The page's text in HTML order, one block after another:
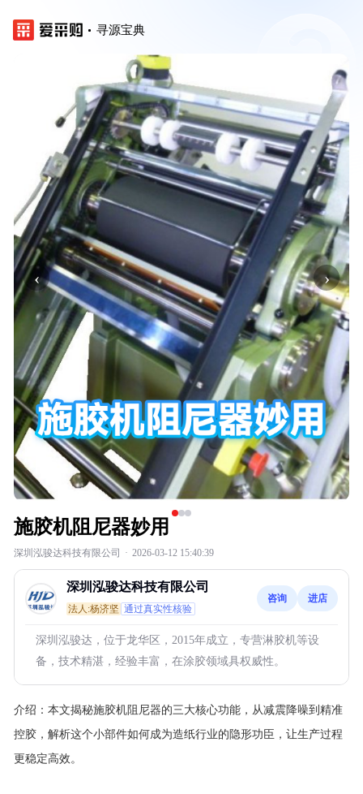
寻源宝典
‹ ›
施胶机阻尼器妙用
深圳泓骏达科技有限公司 · 2026-03-12 15:40:39
深圳泓骏达科技有限公司
法人:杨济坚 通过真实性核验
咨询 进店
深圳泓骏达，位于龙华区，2015年成立，专营淋胶机等设
备，技术精湛，经验丰富，在涂胶领域具权威性。
介绍： 本文揭秘施胶机阻尼器的三大核心功能，从减震降噪到精准
控胶，解析这个小部件如何成为造纸行业的隐形功臣，让生产过程
更稳定高效。